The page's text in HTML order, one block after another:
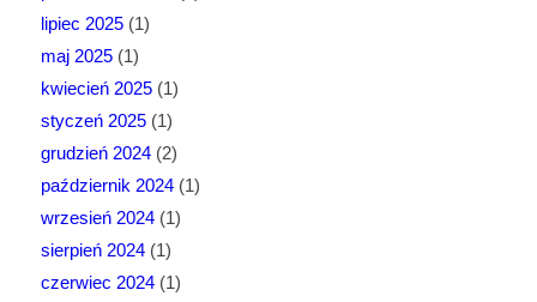
lipiec 2025(1)
maj 2025(1)
kwiecień 2025(1)
styczeń 2025(1)
grudzień 2024(2)
październik 2024(1)
wrzesień 2024(1)
sierpień 2024(1)
czerwiec 2024(1)